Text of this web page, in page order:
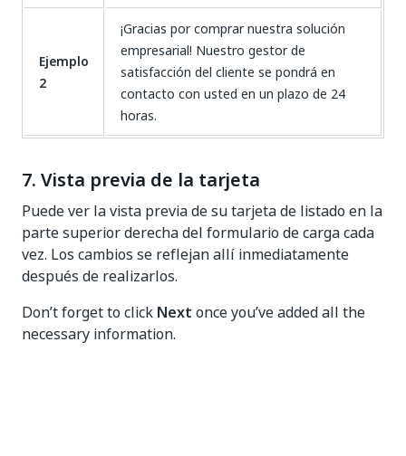
Ejemplo
2
¡Gracias por comprar nuestra solución
empresarial! Nuestro gestor de
satisfacción del cliente se pondrá en
contacto con usted en un plazo de 24
horas.
7. Vista previa de la tarjeta
Puede ver la vista previa de su tarjeta de listado en la
parte superior derecha del formulario de carga cada
vez. Los cambios se reflejan allí inmediatamente
después de realizarlos.
Don’t forget to click Next once you’ve added all the
necessary information.